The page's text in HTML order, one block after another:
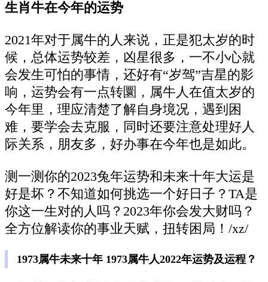
生肖牛在今年的运势
2021年对于属牛的人来说，正是犯太岁的时
候，总体运势较差，凶星很多，一不小心就
会发生可怕的事情，还好有“岁驾”吉星的影
响，运势会有一点转圜，属牛人在值太岁的
今年里，理应清楚了解自身境况，遇到困
难，要学会去克服，同时还要注意处理好人
际关系，朋友多，好办事在今年也是如此。
测一测你的2023兔年运势和未来十年大运是
好是坏？不知道如何挑选一个好日子？TA是
你这一生对的人吗？2023年你会发大财吗？
全方位解读你的事业天赋，扭转困局！/xz/
1973属牛未来十年 1973属牛人2022年运势及运程？